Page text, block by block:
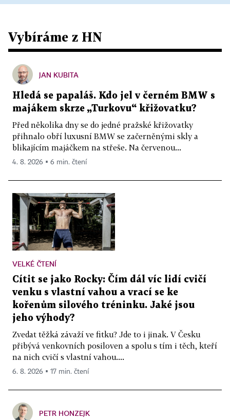
Vybíráme z HN
JAN KUBITA
Hledá se papaláš. Kdo jel v černém BMW s
majákem skrze „Turkovu“ křižovatku?
Před několika dny se do jedné pražské křižovatky
přihnalo obří luxusní BMW se začerněnými skly a
blikajícím majáčkem na střeše. Na červenou...
4. 8. 2026 ▪ 6 min. čtení
VELKÉ ČTENÍ
Cítit se jako Rocky: Čím dál víc lidí cvičí
venku s vlastní vahou a vrací se ke
kořenům silového tréninku. Jaké jsou
jeho výhody?
Zvedat těžká závaží ve fitku? Jde to i jinak. V Česku
přibývá venkovních posiloven a spolu s tím i těch, kteří
na nich cvičí s vlastní vahou....
6. 8. 2026 ▪ 17 min. čtení
PETR HONZEJK